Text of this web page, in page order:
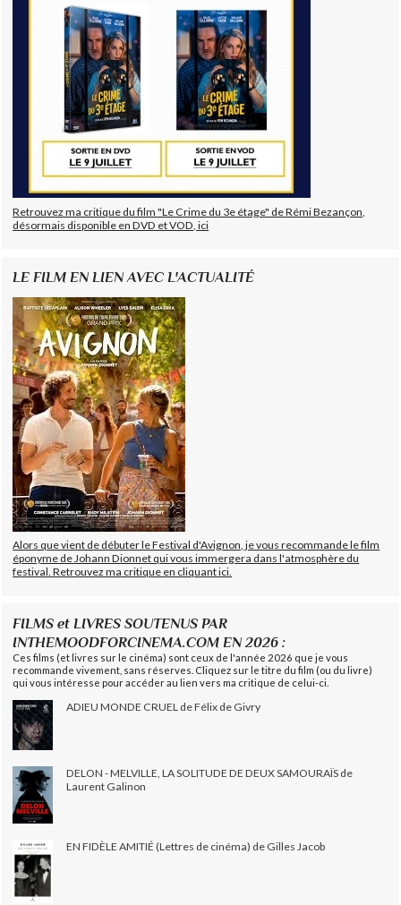
Retrouvez ma critique du film "Le Crime du 3e étage" de Rémi Bezançon,
désormais disponible en DVD et VOD, ici
LE FILM EN LIEN AVEC L'ACTUALITÉ
Alors que vient de débuter le Festival d'Avignon, je vous recommande le film
éponyme de Johann Dionnet qui vous immergera dans l'atmosphère du
festival. Retrouvez ma critique en cliquant ici.
FILMS et LIVRES SOUTENUS PAR
INTHEMOODFORCINEMA.COM EN 2026 :
Ces films (et livres sur le cinéma) sont ceux de l'année 2026 que je vous
recommande vivement, sans réserves. Cliquez sur le titre du film (ou du livre)
qui vous intéresse pour accéder au lien vers ma critique de celui-ci.
ADIEU MONDE CRUEL de Félix de Givry
DELON - MELVILLE, LA SOLITUDE DE DEUX SAMOURAÏS de
Laurent Galinon
EN FIDÈLE AMITIÉ (Lettres de cinéma) de Gilles Jacob